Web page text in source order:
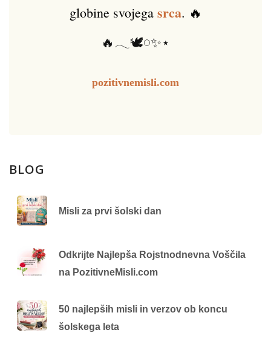
globine svojega srca. 🔥
🔥𓂃🕊️𓏸✨⋆
pozitivnemisli.com
BLOG
Misli za prvi šolski dan
Odkrijte Najlepša Rojstnodnevna Voščila
na PozitivneMisli.com
50 najlepših misli in verzov ob koncu
šolskega leta